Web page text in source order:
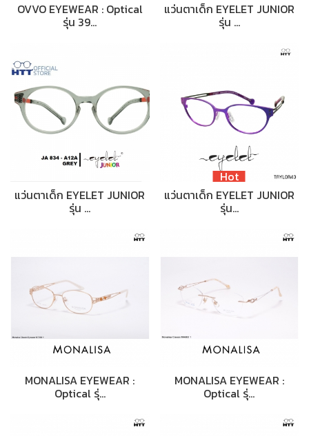
OVVO EYEWEAR : Optical
รุ่น 39…
แว่นตาเด็ก EYELET JUNIOR
รุ่น …
แว่นตาเด็ก EYELET JUNIOR
รุ่น …
Hot
แว่นตาเด็ก EYELET JUNIOR
รุ่น…
MONALISA EYEWEAR :
Optical รุ่…
MONALISA EYEWEAR :
Optical รุ่…